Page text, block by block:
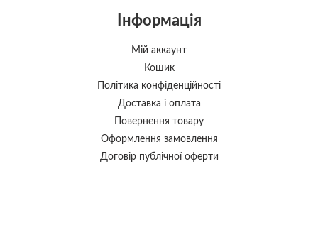
Інформація
Мій аккаунт
Кошик
Політика конфіденційності
Доставка і оплата
Повернення товару
Оформлення замовлення
Договір публічної оферти